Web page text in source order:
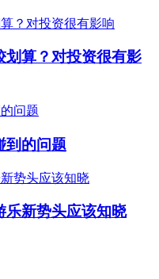
划算？对投资很有影
到的问题
乐新势头应该知晓